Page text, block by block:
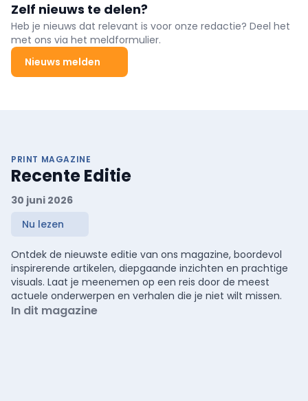
Zelf nieuws te delen?
Heb je nieuws dat relevant is voor onze redactie? Deel het
met ons via het meldformulier.
Nieuws melden
PRINT MAGAZINE
Recente Editie
30 juni 2026
Nu lezen
Ontdek de nieuwste editie van ons magazine, boordevol
inspirerende artikelen, diepgaande inzichten en prachtige
visuals. Laat je meenemen op een reis door de meest
actuele onderwerpen en verhalen die je niet wilt missen.
In dit magazine